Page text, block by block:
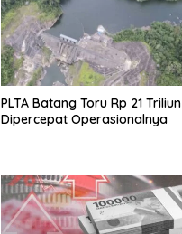
PLTA Batang Toru Rp 21 Triliun
Dipercepat Operasionalnya